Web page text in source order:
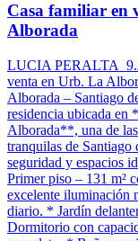
Casa familiar en
Alborada
LUCIA PERALTA
venta en Urb. La
Alborada – Santiago
residencia ubicada
Alborada**, una de
tranquilas de Santiago
seguridad y espacios
Primer piso – 131 m²
excelente iluminación
diario. * Jardín
Dormitorio con